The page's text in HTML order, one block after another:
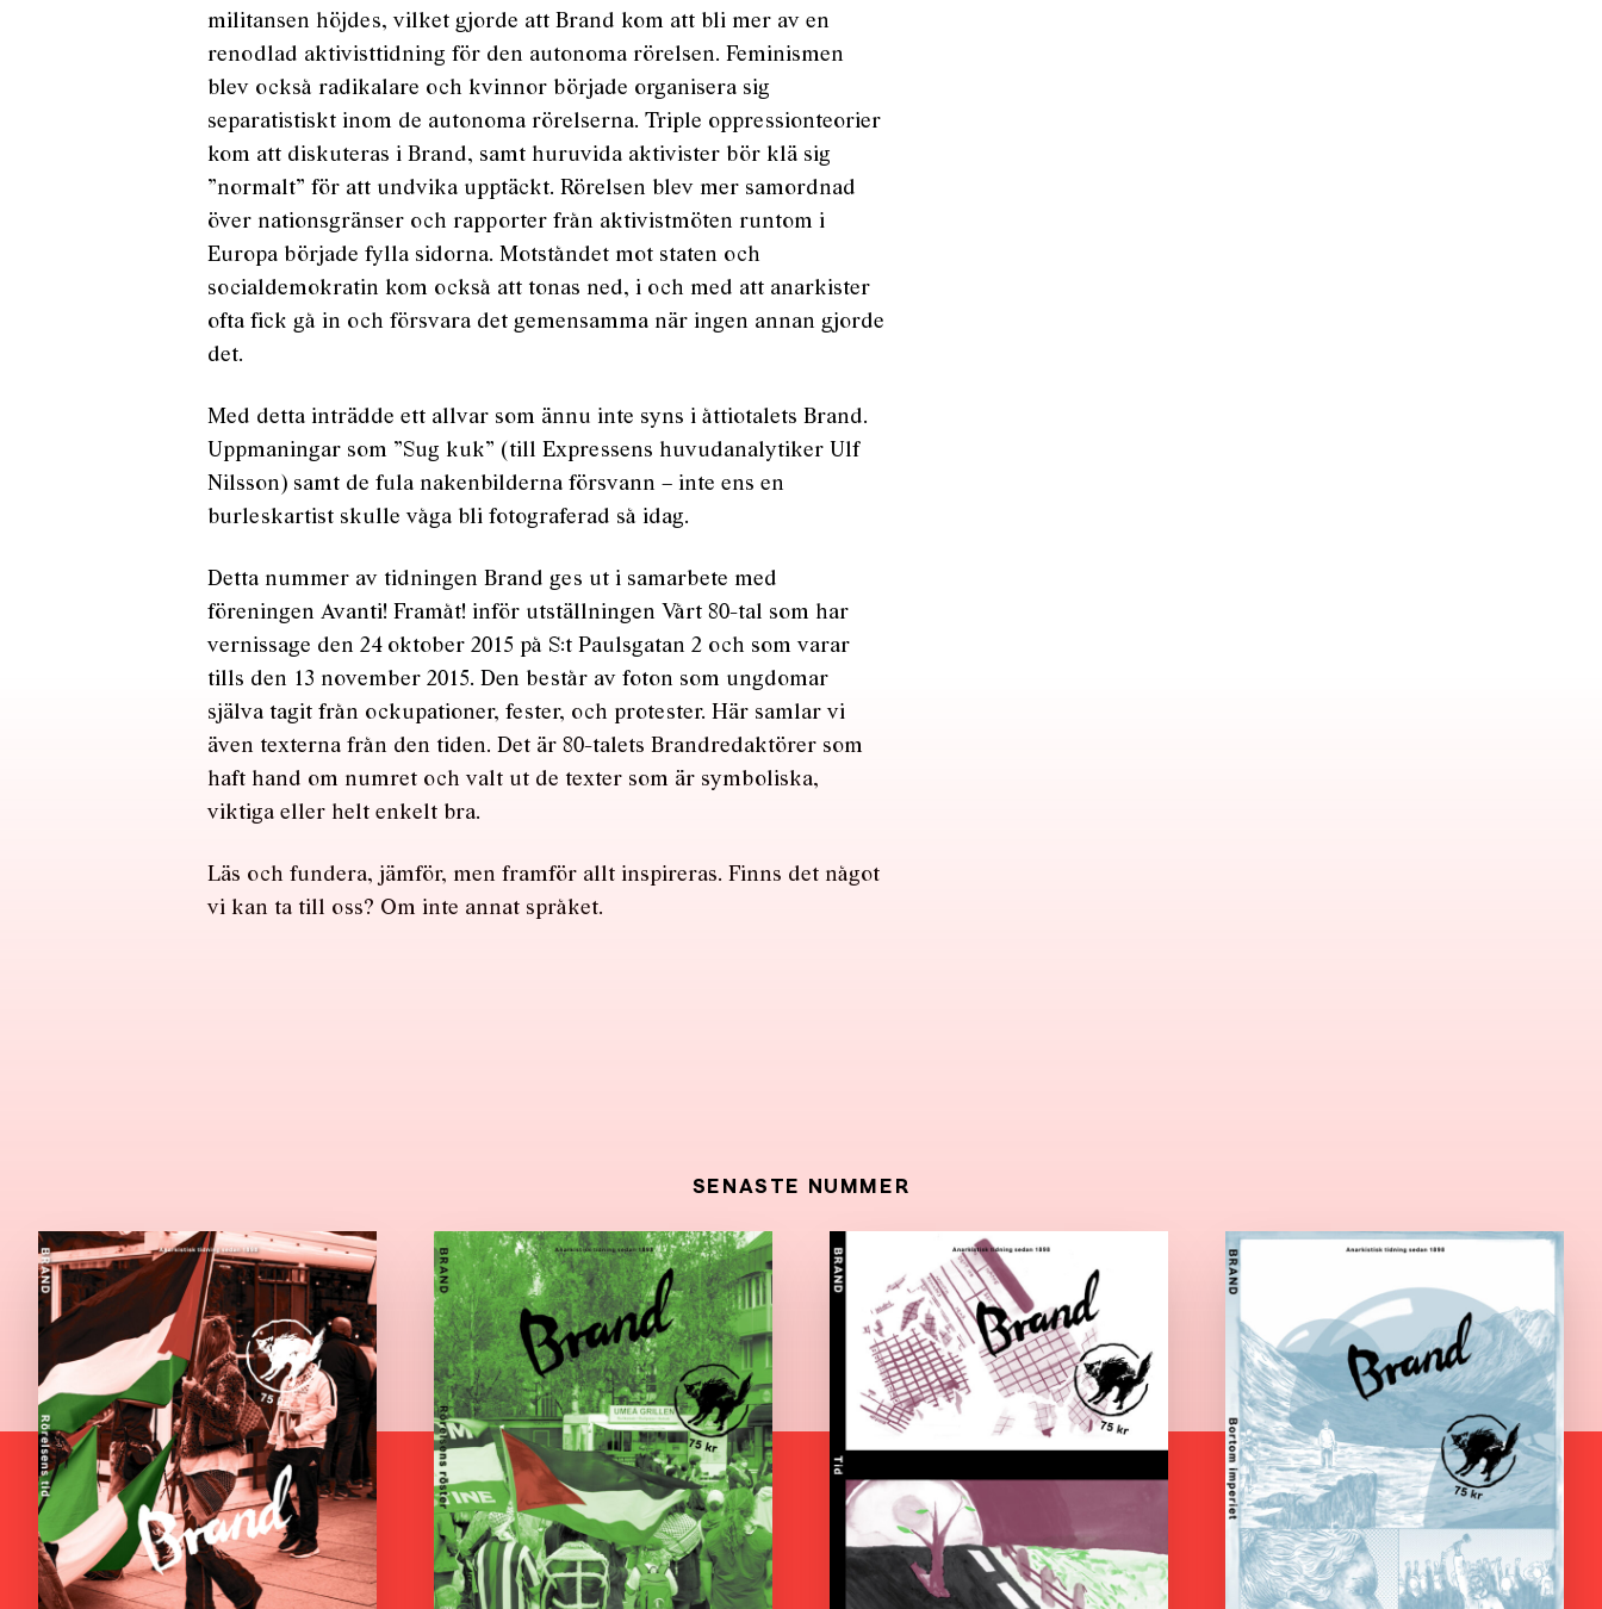
militansen höjdes, vilket gjorde att Brand kom att bli mer av en
renodlad aktivisttidning för den autonoma rörelsen. Feminismen
blev också radikalare och kvinnor började organisera sig
separatistiskt inom de autonoma rörelserna. Triple oppressionteorier
kom att diskuteras i Brand, samt huruvida aktivister bör klä sig
”normalt” för att undvika upptäckt. Rörelsen blev mer samordnad
över nationsgränser och rapporter från aktivistmöten runtom i
Europa började fylla sidorna. Motståndet mot staten och
socialdemokratin kom också att tonas ned, i och med att anarkister
ofta fick gå in och försvara det gemensamma när ingen annan gjorde
det.
Med detta inträdde ett allvar som ännu inte syns i åttiotalets Brand.
Uppmaningar som ”Sug kuk” (till Expressens huvudanalytiker Ulf
Nilsson) samt de fula nakenbilderna försvann – inte ens en
burleskartist skulle våga bli fotograferad så idag.
Detta nummer av tidningen Brand ges ut i samarbete med
föreningen Avanti! Framåt! inför utställningen Vårt 80-tal som har
vernissage den 24 oktober 2015 på S:t Paulsgatan 2 och som varar
tills den 13 november 2015. Den består av foton som ungdomar
själva tagit från ockupationer, fester, och protester. Här samlar vi
även texterna från den tiden. Det är 80-talets Brandredaktörer som
haft hand om numret och valt ut de texter som är symboliska,
viktiga eller helt enkelt bra.
Läs och fundera, jämför, men framför allt inspireras. Finns det något
vi kan ta till oss? Om inte annat språket.
SENASTE NUMMER